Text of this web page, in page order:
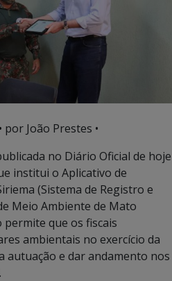
• por João Prestes •
no Diário Oficial de hoje
institui o Aplicativo de
(Sistema de Registro e
Meio Ambiente de Mato
permite que os fiscais
ambientais no exercício da
autuação e dar andamento nos